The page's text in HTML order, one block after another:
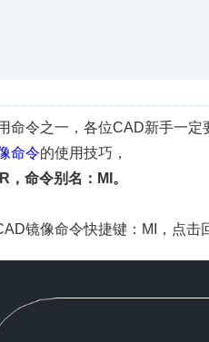
命令之一，各位CAD新手一定
命令的使用技巧，
命令别名：MI。
镜像命令快捷键：MI，点击